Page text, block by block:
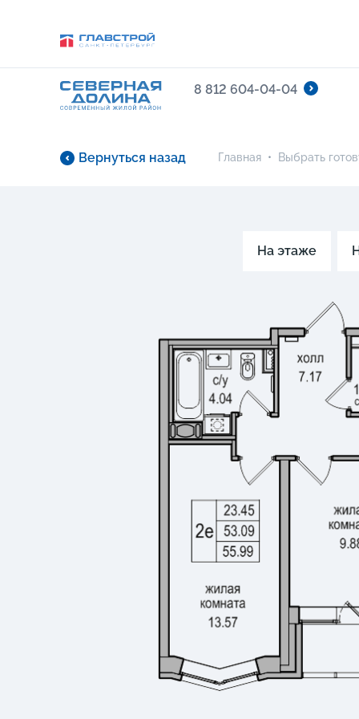
8 812 604-04-04
Вернуться назад Главная • Выбрать
На этаже